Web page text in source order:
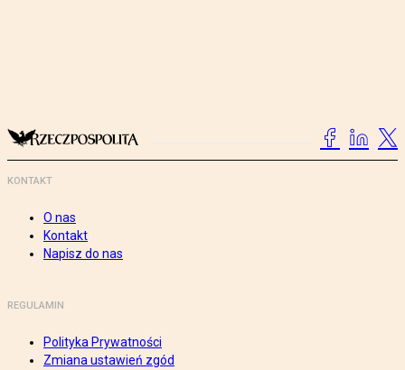
KONTAKT
O nas
Kontakt
Napisz do nas
REGULAMIN
Polityka Prywatności
Zmiana ustawień zgód